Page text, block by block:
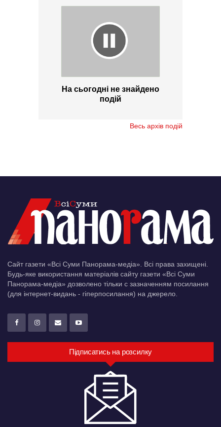
На сьогодні не знайдено
подій
Весь архів подій
Сайт газети «Всі Суми Панорама-медіа». Всі права захищені.
Будь-яке використання матеріалів сайту газети «Всі Суми
Панорама-медіа» дозволено тільки c зазначенням посилання
(для інтернет-видань - гіперпосилання) на джерело.
Підписатись на розсилку